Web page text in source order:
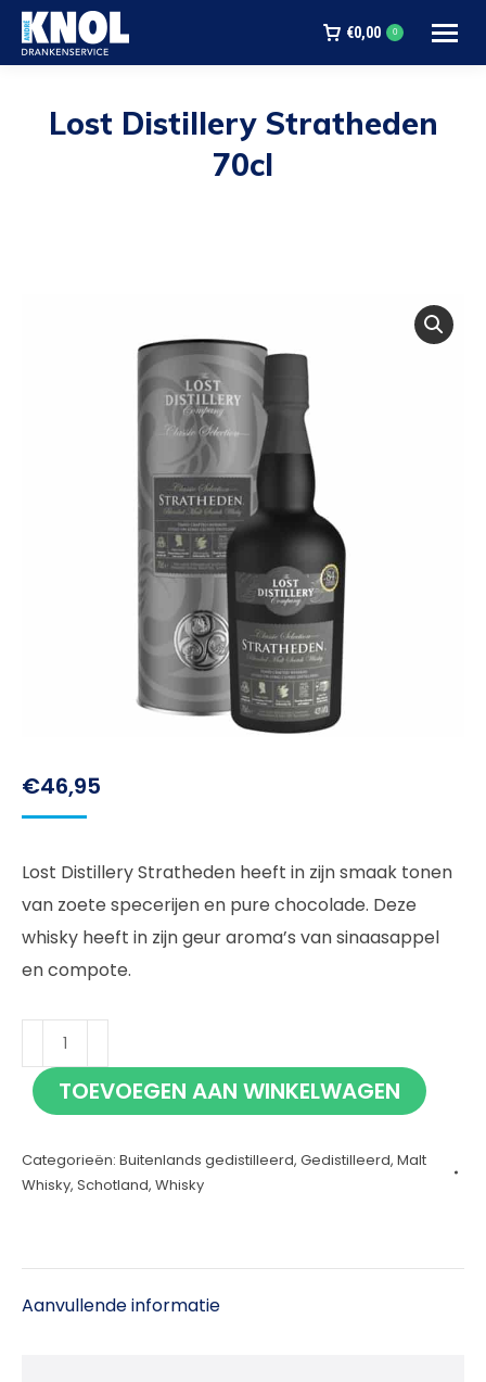
€0,00 0
Lost Distillery Stratheden
70cl
€46,95
Lost Distillery Stratheden heeft in zijn smaak tonen
van zoete specerijen en pure chocolade. Deze
whisky heeft in zijn geur aroma’s van sinaasappel
en compote.
Distillery
Stratheden
aantal
TOEVOEGEN AAN WINKELWAGEN
Categorieën: Buitenlands gedistilleerd, Gedistilleerd, Malt
Whisky, Schotland, Whisky
Aanvullende informatie